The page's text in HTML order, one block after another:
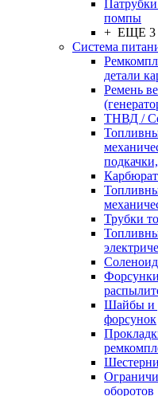
помпы
+ ЕЩЕ 3
Система
детали
Ремень
ТНВД /
Трубки
Шайбы и
форсунок
оборотов